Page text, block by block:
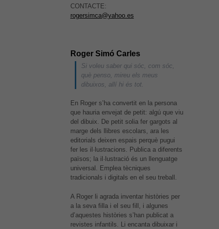
CONTACTE:
rogersimca@yahoo.es
Roger Simó Carles
Si voleu saber qui sóc, com sóc,
què penso, mireu els meus
dibuixos, allí hi és tot.
En Roger s’ha convertit en la persona
que hauria envejat de petit: algú que viu
del dibuix. De petit solia fer gargots al
marge dels llibres escolars, ara les
editorials deixen espais perquè pugui
fer les il·lustracions. Publica a diferents
països; la il·lustració és un llenguatge
universal. Emplea tècniques
tradicionals i digitals en el seu treball.
A Roger li agrada inventar històries per
a la seva filla i el seu fill, i algunes
d’aquestes històries s’han publicat a
revistes infantils. Li encanta dibuixar i